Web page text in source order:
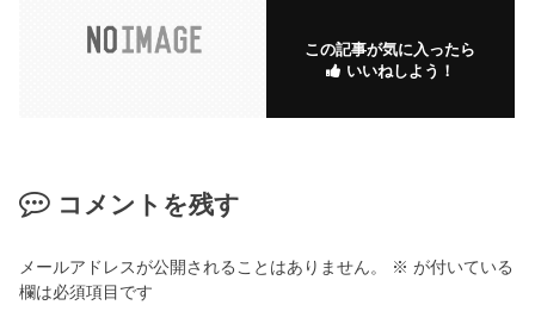
この記事が気に入ったら
いいねしよう！
コメントを残す
メールアドレスが公開されることはありません。 ※ が付いている
欄は必須項目です